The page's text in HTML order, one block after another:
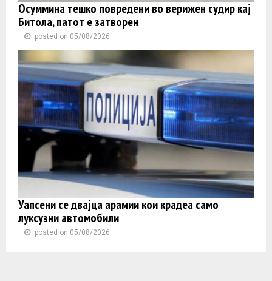
Осуммина тешко повредени во верижен судир кај
Битола, патот е затворен
posted on 05/08/2026
Уапсени се двајца арамии кои крадеа само
луксузни автомобили
posted on 05/08/2026